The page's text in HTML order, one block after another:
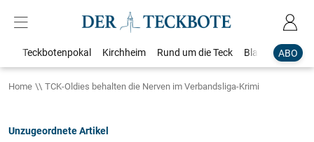
ABO
Teckbotenpokal Kirchheim Rund um die Teck Blaulicht
Home TCK-Oldies behalten die Nerven im Verbandsliga-Krimi
Unzugeordnete Artikel